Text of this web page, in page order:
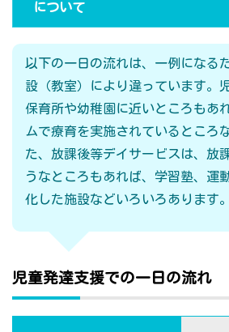
について
以下の一日の流れは、一例になる
設（教室）により違っています。
保育所や幼稚園に近いところもあ
ムで療育を実施されているところ
た、放課後等デイサービスは、放
うなところもあれば、学習塾、運
化した施設などいろいろあります。
児童発達支援での一日の流れ